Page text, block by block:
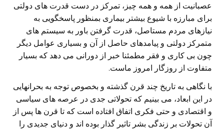
عصبانیت از همه و همه چیز، تمرکز در دست قدرت های دولتی
برای مبارزه با شیوع بیشتر بیماری بمنظور پاسخگویی به
نیازهای مردم مستاصل، قدرت گرفتن باور به سیستم های
متمرکز دولتی و پیامدهای حاصل از آن و بسیاری عوامل دیگر
چون بی کاری و فقر مطمئنا خبر از دورانی می دهد که بسیار
متفاوت از روزگار امروز ماست.
با نگاهی به تاریخ چند قرن گذشته و بخصوص توجه به بحرانهایی
در این ابعاد، می بینیم که تحولاتی جدی در عرصه های سیاسی
و اقتصادی و حتی فکری اتفاق افتاده است که تا قرن ها پس از
آن تحولات بر زندگی بشر تاثیر گذار بوده اند و دنیای جدیدی را